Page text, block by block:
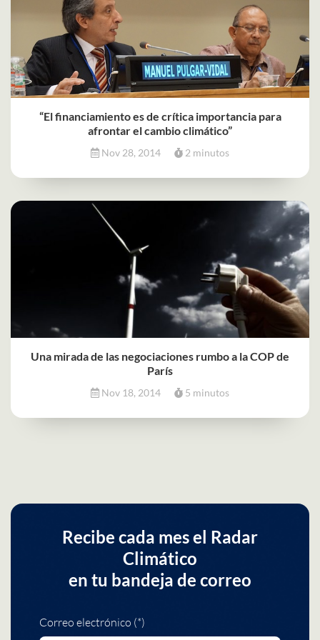
“El financiamiento es de crítica importancia para
afrontar el cambio climático”
Nov 28, 2014 2 minutos
Una mirada de las negociaciones rumbo a la COP de
París
Nov 18, 2014 5 minutos
Recibe cada mes el Radar
Climático
en tu bandeja de correo
Correo electrónico (*)